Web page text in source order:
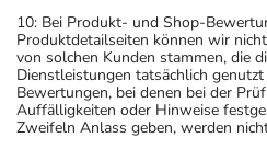
10: Bei Produkt- und Shop-
Produktdetailseiten können wir
von solchen Kunden stammen, die
Dienstleistungen tatsächlich
Bewertungen, bei denen bei der
Auffälligkeiten oder Hinweise
Zweifeln Anlass geben, werden